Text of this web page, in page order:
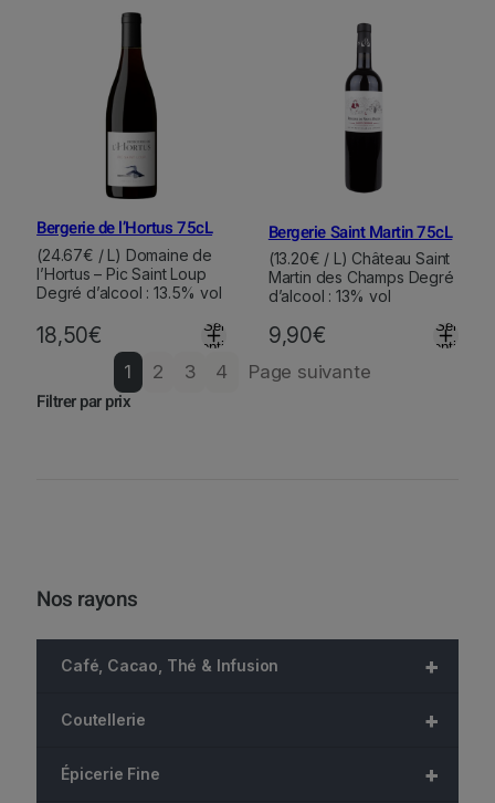
Bergerie de l’Hortus 75cL
(24.67€ / L) Domaine de
l’Hortus – Pic Saint Loup
Degré d’alcool : 13.5% vol
18,50€
Select
options
Bergerie Saint Martin 75cL
(13.20€ / L) Château Saint
Martin des Champs Degré
d’alcool : 13% vol
9,90€
Select
options
1 2 3 4 Page suivante
Filtrer par prix
Nos rayons
+
Café, Cacao, Thé & Infusion
+
Coutellerie
+
Épicerie Fine